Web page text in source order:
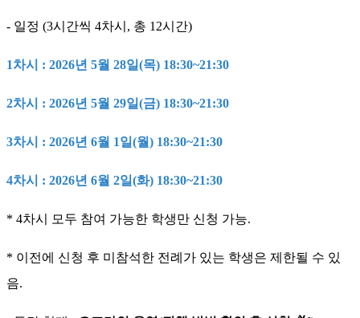
- 일정 (3시간씩 4차시, 총 12시간)
1차시 : 2026년 5월 28일(목) 18:30~21:30
2차시 : 2026년 5월 29일(금) 18:30~21:30
3차시 : 2026년 6월 1일(월) 18:30~21:30
4차시 : 2026년 6월 2일(화) 18:30~21:30
* 4차시 모두 참여 가능한 학생만 신청 가능.
* 이전에 신청 후 미참석한 전례가 있는 학생은 제한될 수 있
음.